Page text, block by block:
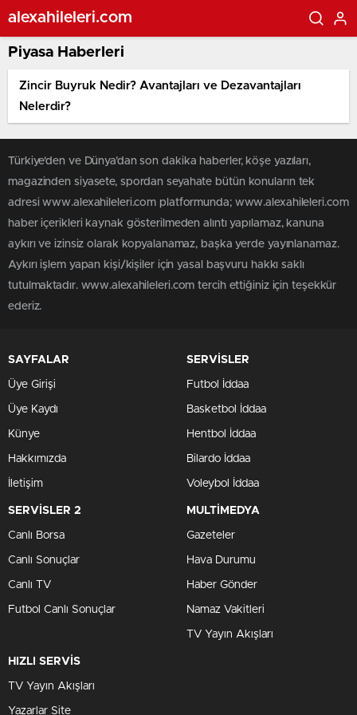
alexahileleri.com
Piyasa Haberleri
Zincir Buyruk Nedir? Avantajları ve Dezavantajları
Nelerdir?
Türkiye'den ve Dünya’dan son dakika haberler, köşe yazıları,
magazinden siyasete, spordan seyahate bütün konuların tek
adresi www.alexahileleri.com platformunda; www.alexahileleri.com
haber içerikleri kaynak gösterilmeden alıntı yapılamaz, kanuna
aykırı ve izinsiz olarak kopyalanamaz, başka yerde yayınlanamaz.
Aykırı işlem yapan kişi/kişiler için yasal başvuru hakkı saklı
tutulmaktadır. www.alexahileleri.com tercih ettiğiniz için teşekkür
ederiz.
SAYFALAR
Üye Girişi
Üye Kaydı
Künye
Hakkımızda
İletişim
SERVİSLER
Futbol İddaa
Basketbol İddaa
Hentbol İddaa
Bilardo İddaa
Voleybol İddaa
SERVİSLER 2
Canlı Borsa
Canlı Sonuçlar
Canlı TV
Futbol Canlı Sonuçlar
MULTİMEDYA
Gazeteler
Hava Durumu
Haber Gönder
Namaz Vakitleri
TV Yayın Akışları
HIZLI SERVİS
TV Yayın Akışları
Yazarlar Site